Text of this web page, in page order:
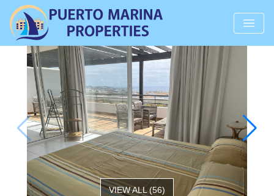
VIEW ALL(56)